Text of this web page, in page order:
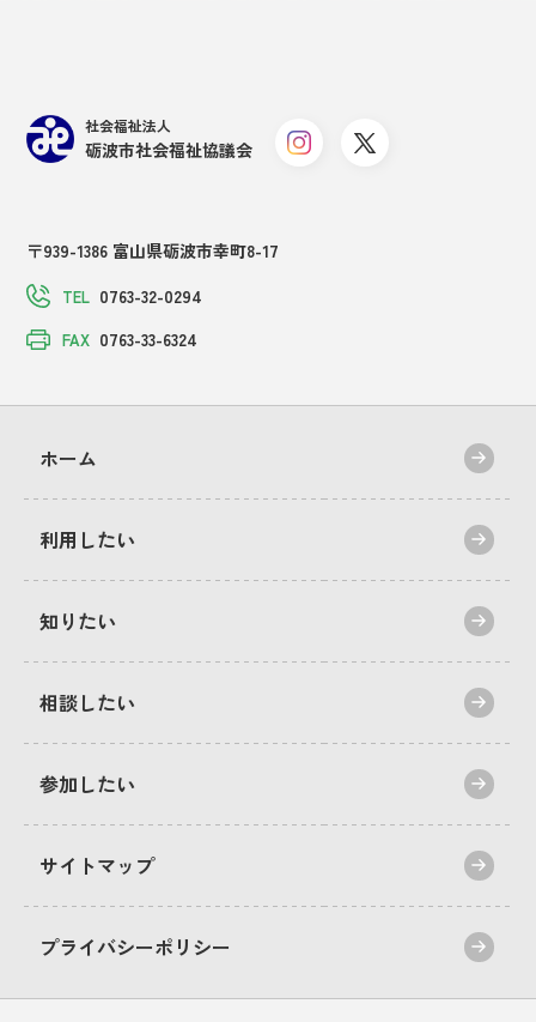
社会福祉法人
砺波市社会福祉協議会
〒939-1386 富山県砺波市幸町8-17
TEL 0763-32-0294
FAX 0763-33-6324
ホーム
利用したい
知りたい
相談したい
参加したい
サイトマップ
プライバシーポリシー